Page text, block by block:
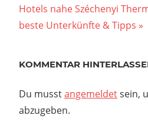
Nächster
Beitrag:
Hotels nahe Széchenyi
beste Unterkünfte & Tipps
KOMMENTAR
Du musstangemeldetsein,
abzugeben.